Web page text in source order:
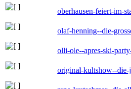
oberhausen-feiert-im-
olaf-henning--die-
olli-ole--apres-ski-
original-kultshow--